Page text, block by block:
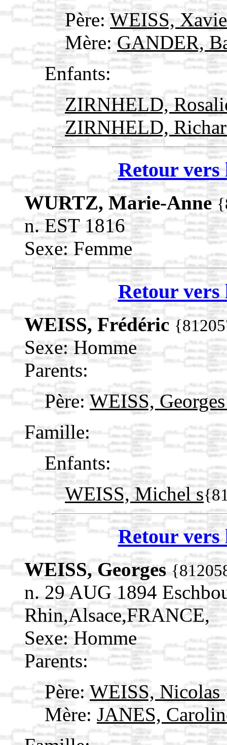
Père: WEISS,
Mère:GANDER,
Enfants:
ZIRNHELD,
ZIRNHELD,
Retour vers
WURTZ, Marie-Anne
n. EST 1816
Sexe: Femme
Retour vers
WEISS, Frédéric
Sexe: Homme
Parents:
Père:WEISS,
Famille:
Enfants:
WEISS, Michel s
Retour vers
WEISS, Georges
n. 29 AUG 1894
Rhin,Alsace,FRANCE,
Sexe: Homme
Parents:
Père:WEISS, Nicolas
Mère: JANES,